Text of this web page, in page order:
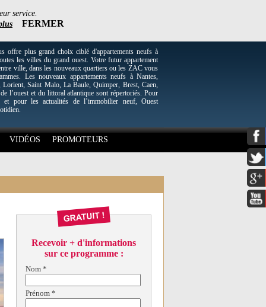
service.
FERMER
plus grand choix ciblé d'appartements neufs à
les villes du grand ouest. Votre futur appartement
ville, dans les nouveaux quartiers ou les ZAC vous
Les nouveaux appartements neufs à Nantes,
Lorient, Saint Malo, La Baule, Quimper, Brest, Caen,
l’ouest et du littoral atlantique sont répertoriés. Pour
et pour les actualités de l’immobilier neuf, Ouest
VIDÉOS PROMOTEURS
Recevoir + d'informations
sur ce programme :
Nom *
Prénom *